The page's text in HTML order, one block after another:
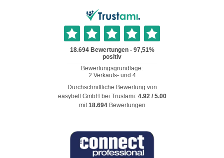
Durchschnittliche Bewertung von
easybell GmbH bei Trustami: 4.92/ 5.00
mit18.694 Bewertungen